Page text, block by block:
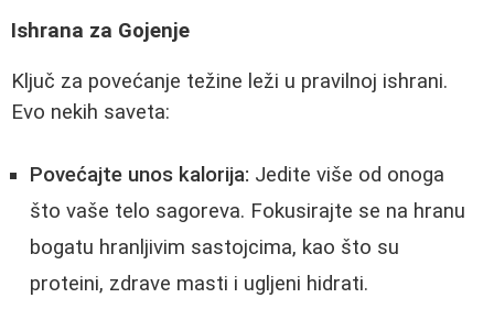
Ishrana za Gojenje
Ključ za povećanje težine leži u pravilnoj ishrani.
Evo nekih saveta:
Povećajte unos kalorija: Jedite više od onoga
što vaše telo sagoreva. Fokusirajte se na hranu
bogatu hranljivim sastojcima, kao što su
proteini, zdrave masti i ugljeni hidrati.